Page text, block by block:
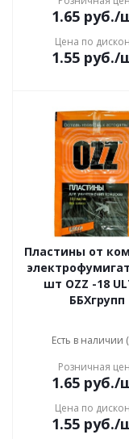
1.65руб./
Цена по
1.55руб./
Пластины от
шт OZZ -18
ББХгрупп
Есть в наличии
Розничная
1.65руб./
Цена по
1.55руб./